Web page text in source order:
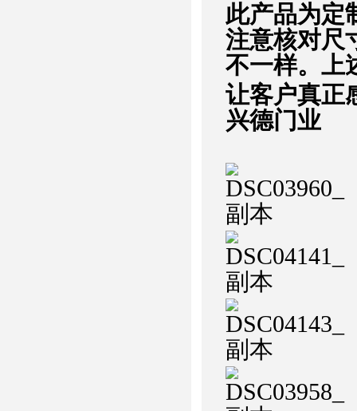
此产品为定
注意核对尺
不一样。上
让客户真正
兴德门业